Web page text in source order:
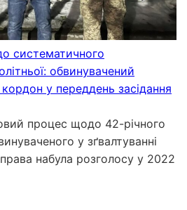
систематичного
обвинувачений
у переддень засідання
процес щодо 42-річного
у зґвалтуванні
набула розголосу у 2022